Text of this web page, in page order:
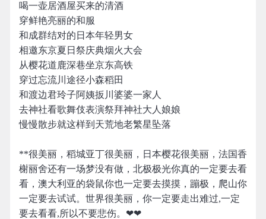
喝一壶居酒屋买来的清酒
穿鲜艳亮丽的和服
和成群结对的日本年轻男女
相邀东京夏日祭庆典烟火大会
从樱花道鹿深巷坐京东高铁
穿过忘流川途径小森稻田
和渡边君玲子阿姨扳川婆婆一家人
去神社看歌舞伎表演祭拜神社大人娘娘
慢慢散步就这样到天荒地老繁星坠落
**很美丽，稻城亚丁很美丽，日本樱花很美丽，法国香
榭丽舍还有一场梦没有做，北极极光你真的一定要去看
看，澳大利亚的袋鼠你也一定要去摸摸，蹦极，爬山你
一定要去试试。世界很美丽，你一定要走出难过,一定
要去看看,所以不要悲伤。❤❤